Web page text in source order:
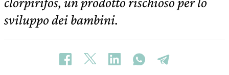
sviluppo dei bambini.